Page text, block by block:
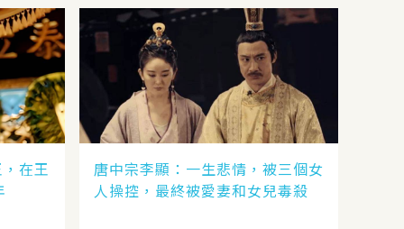
在王
唐中宗李顯：一生悲情，被三個女
人操控，最終被愛妻和女兒毒殺